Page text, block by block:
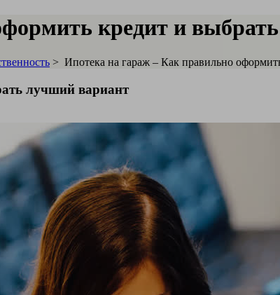
кредит и
> Ипотека на гараж – Как правильно
лучший вариант